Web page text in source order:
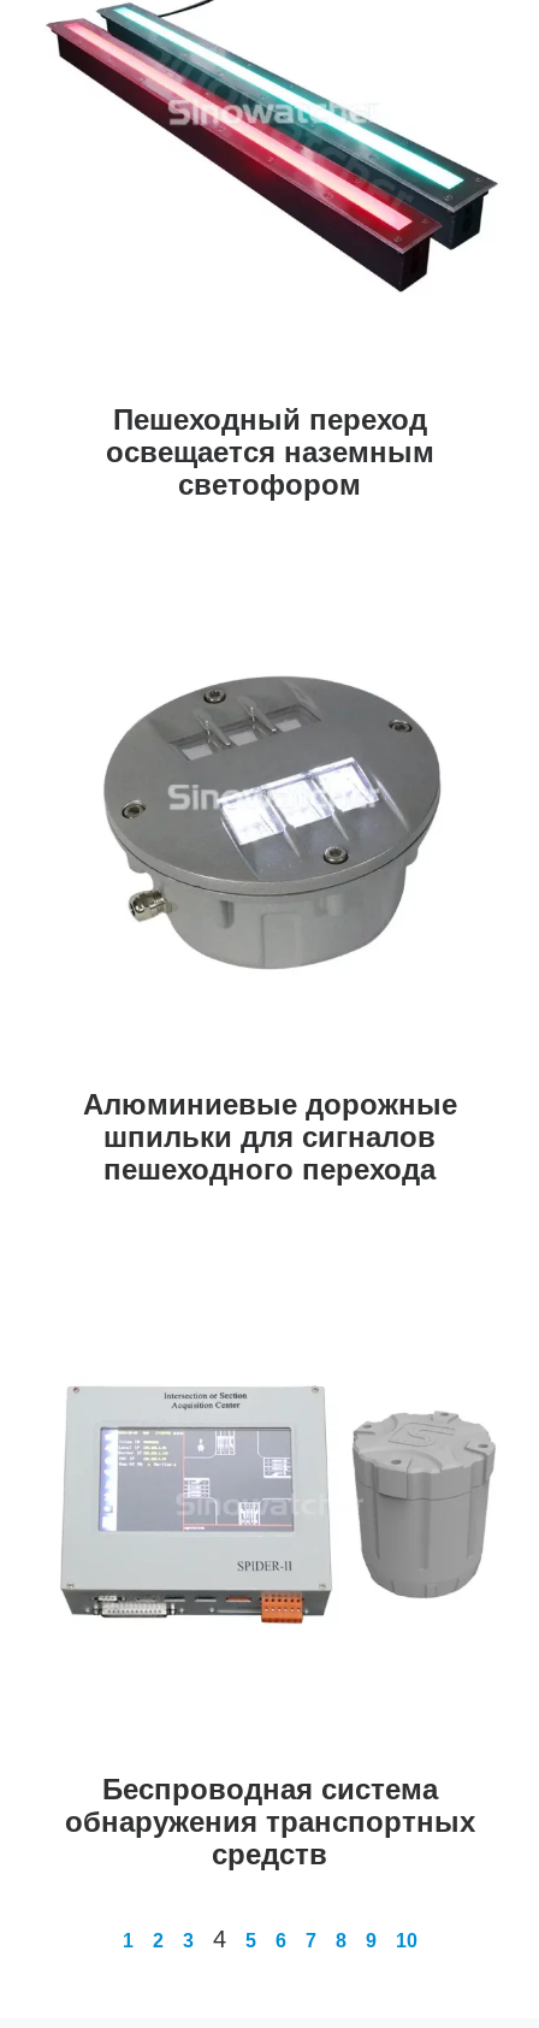
Пешеходный переход
освещается наземным
светофором
Алюминиевые дорожные
шпильки для сигналов
пешеходного перехода
Беспроводная система
обнаружения транспортных
средств
1 2 3 4 5 6 7 8 9 10